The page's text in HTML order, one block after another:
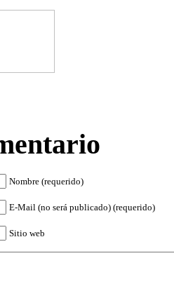
Nombre (requerido)
E-Mail (no será publicado) (requerido)
Sitio web